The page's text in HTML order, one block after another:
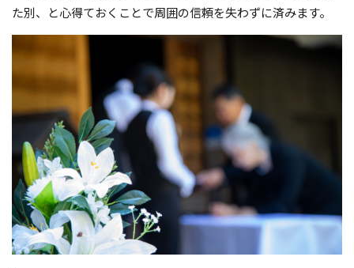
た別、と心得ておくことで周囲の信頼を失わずに済みます。